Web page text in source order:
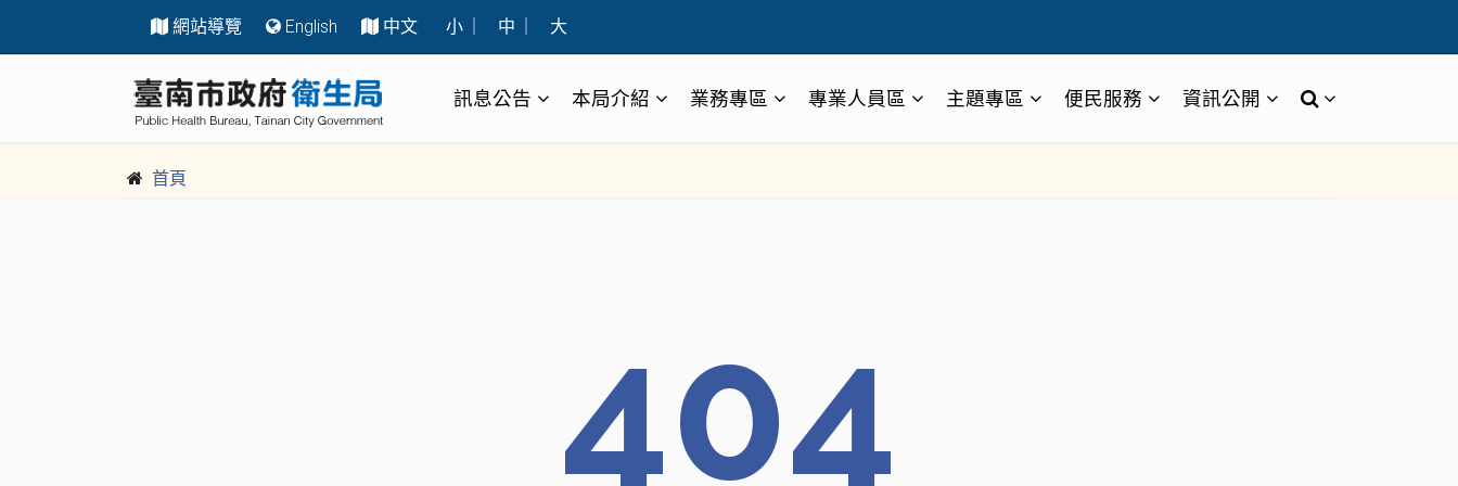
網站導覽 English 中文 小 中 大
訊息公告 本局介紹 業務專區 專業人員區 主題專區 便民服務 資訊公開
首頁
404